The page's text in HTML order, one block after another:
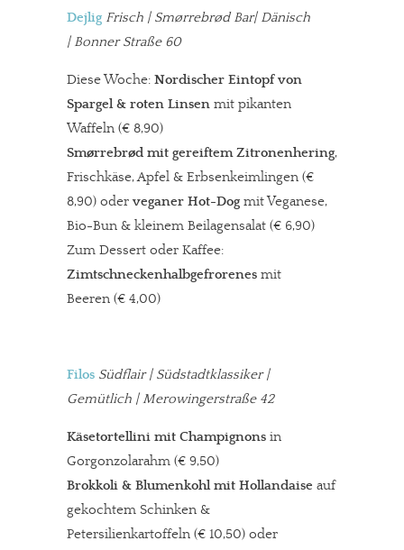
Dejlig Frisch | Smørrebrød Bar| Dänisch
| Bonner Straße 60
Diese Woche: Nordischer Eintopf von
Spargel & roten Linsen mit pikanten
Waffeln (€ 8,90)
Smørrebrød mit gereiftem Zitronenhering,
Frischkäse, Apfel & Erbsenkeimlingen (€
8,90) oder veganer Hot-Dog mit Veganese,
Bio-Bun & kleinem Beilagensalat (€ 6,90)
Zum Dessert oder Kaffee:
Zimtschneckenhalbgefrorenes mit
Beeren (€ 4,00)
Filos Südflair | Südstadtklassiker |
Gemütlich | Merowingerstraße 42
Käsetortellini mit Champignons in
Gorgonzolarahm (€ 9,50)
Brokkoli & Blumenkohl mit Hollandaise auf
gekochtem Schinken &
Petersilienkartoffeln (€ 10,50) oder